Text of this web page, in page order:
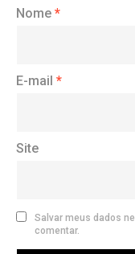
Nome *
E-mail *
Site
Salvar meus dados
comentar.